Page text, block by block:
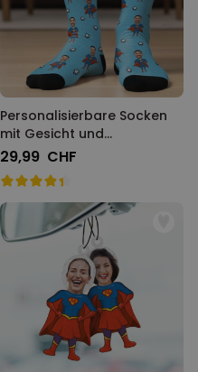
Personalisierbare Socken
mit Gesicht und
Superhelden
29,99 CHF